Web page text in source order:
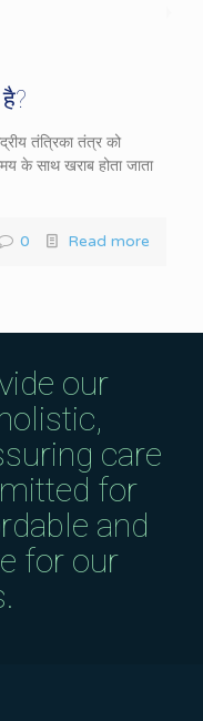
तंत्रिका तंत्र को
के साथ खराब होता जाता
0 Read more
our
care
for
and
for our